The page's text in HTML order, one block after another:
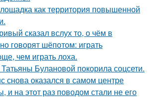
как территория повышенной
сказал вслух то, о чём в
говорят шёпотом: играть
чем играть лоха.
Булановой покорила соцсети.
снова оказался в самом центре
и на этот раз поводом стали не его